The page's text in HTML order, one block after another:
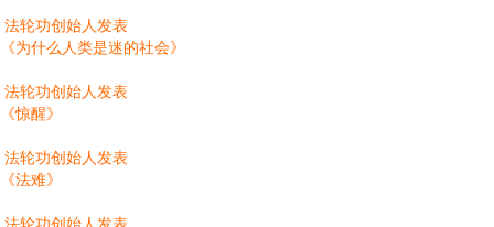
法轮功创始人发表
《为什么人类是迷的社会》
法轮功创始人发表
《惊醒》
法轮功创始人发表
《法难》
法轮功创始人发表